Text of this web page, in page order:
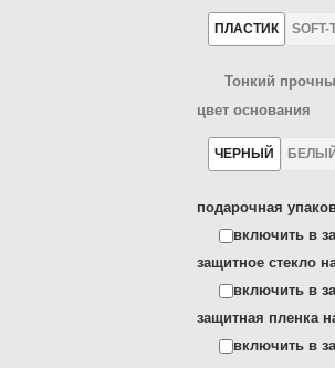
ПЛАСТИК SOFT-
Тонкий
цвет основания
ЧЕРНЫЙ БЕЛЫЙ
подарочная
включить в
защитное стекло
включить в
защитная пленка
включить в